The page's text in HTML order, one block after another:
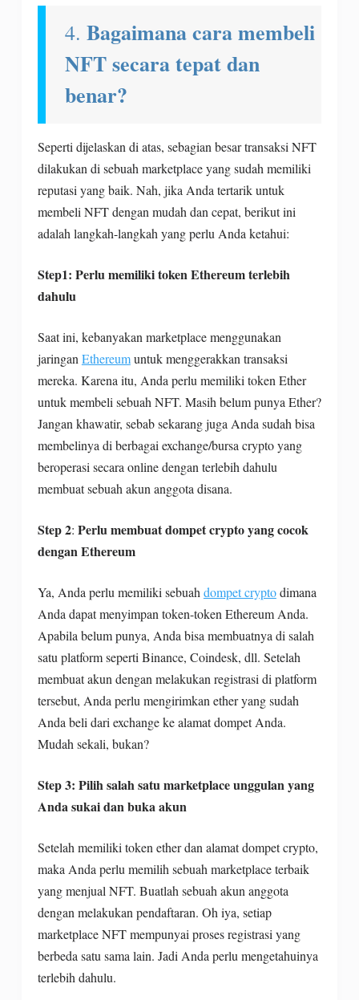
4. Bagaimana cara membeli
NFT secara tepat dan
benar?
Seperti dijelaskan di atas, sebagian besar transaksi NFT
dilakukan di sebuah marketplace yang sudah memiliki
reputasi yang baik. Nah, jika Anda tertarik untuk
membeli NFT dengan mudah dan cepat, berikut ini
adalah langkah-langkah yang perlu Anda ketahui:
Step1: Perlu memiliki token Ethereum terlebih
dahulu
Saat ini, kebanyakan marketplace menggunakan
jaringanEthereumuntuk menggerakkan transaksi
mereka. Karena itu, Anda perlu memiliki token Ether
untuk membeli sebuah NFT. Masih belum punya Ether?
Jangan khawatir, sebab sekarang juga Anda sudah bisa
membelinya di berbagai exchange/bursa crypto yang
beroperasi secara online dengan terlebih dahulu
membuat sebuah akun anggota disana.
Step 2: Perlu membuat dompet crypto yang cocok
dengan Ethereum
Ya, Anda perlu memiliki sebuahdompet cryptodimana
Anda dapat menyimpan token-token Ethereum Anda.
Apabila belum punya, Anda bisa membuatnya di salah
satu platform seperti Binance, Coindesk, dll. Setelah
membuat akun dengan melakukan registrasi di platform
tersebut, Anda perlu mengirimkan ether yang sudah
Anda beli dari exchange ke alamat dompet Anda.
Mudah sekali, bukan?
Step 3: Pilih salah satu marketplace unggulan yang
Anda sukai dan buka akun
Setelah memiliki token ether dan alamat dompet crypto,
maka Anda perlu memilih sebuah marketplace terbaik
yang menjual NFT. Buatlah sebuah akun anggota
dengan melakukan pendaftaran. Oh iya, setiap
marketplace NFT mempunyai proses registrasi yang
berbeda satu sama lain. Jadi Anda perlu mengetahuinya
terlebih dahulu.